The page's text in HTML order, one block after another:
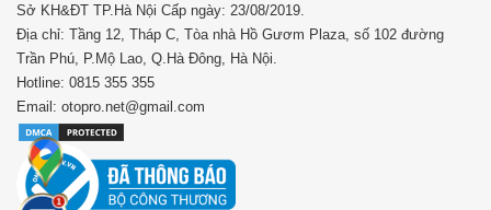
Sở KH&ĐT TP.Hà Nội Cấp ngày: 23/08/2019.
Địa chỉ: Tầng 12, Tháp C, Tòa nhà Hồ Gươm Plaza, số 102 đường
Trần Phú, P.Mộ Lao, Q.Hà Đông, Hà Nội.
Hotline: 0815 355 355
Email: otopro.net@gmail.com